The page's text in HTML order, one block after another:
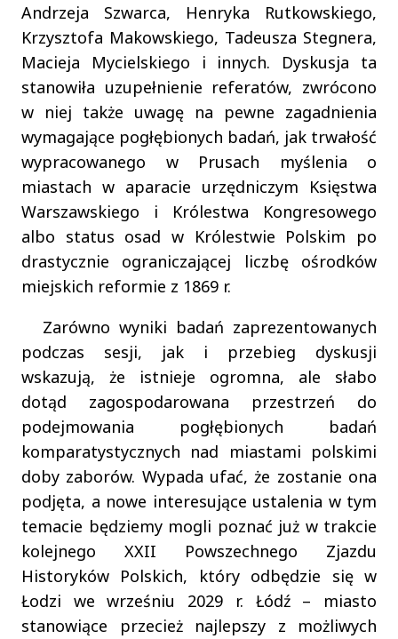
Andrzeja Szwarca, Henryka Rutkowskiego,
Krzysztofa Makowskiego, Tadeusza Stegnera,
Macieja Mycielskiego i innych. Dyskusja ta
stanowiła uzupełnienie referatów, zwrócono
w niej także uwagę na pewne zagadnienia
wymagające pogłębionych badań, jak trwałość
wypracowanego w Prusach myślenia o
miastach w aparacie urzędniczym Księstwa
Warszawskiego i Królestwa Kongresowego
albo status osad w Królestwie Polskim po
drastycznie ograniczającej liczbę ośrodków
miejskich reformie z 1869 r.
Zarówno wyniki badań zaprezentowanych
podczas sesji, jak i przebieg dyskusji
wskazują, że istnieje ogromna, ale słabo
dotąd zagospodarowana przestrzeń do
podejmowania pogłębionych badań
komparatystycznych nad miastami polskimi
doby zaborów. Wypada ufać, że zostanie ona
podjęta, a nowe interesujące ustalenia w tym
temacie będziemy mogli poznać już w trakcie
kolejnego XXII Powszechnego Zjazdu
Historyków Polskich, który odbędzie się w
Łodzi we wrześniu 2029 r. Łódź – miasto
stanowiące przecież najlepszy z możliwych